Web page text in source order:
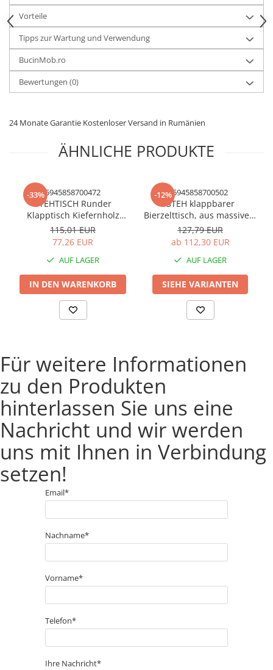
Vorteile
Tipps zur Wartung und Verwendung
BucinMob.ro
Bewertungen (0)
24 Monate Garantie Kostenloser Versand in Rumänien
ÄHNLICHE PRODUKTE
-33%5945858700472
STEHTISCH Runder
Klapptisch Kiefernholz
massiv Ø78x110 cm für
Garten oder Terrasse
Naturfarbe
115,01 EUR
77,26 EUR
AUF LAGER
IN DEN WARENKORB
-12%5945858700502
STEH klappbarer
Bierzelttisch, aus massivem
Nadelholz für Terrasse,
Garten, Farbe Natur
127,79 EUR
ab 112,30 EUR
AUF LAGER
SIEHE VARIANTEN
Für weitere Informationen
zu den Produkten
hinterlassen Sie uns eine
Nachricht und wir werden
uns mit Ihnen in Verbindung
setzen!
Email*
Nachname*
Vorname*
Telefon*
Ihre Nachricht*